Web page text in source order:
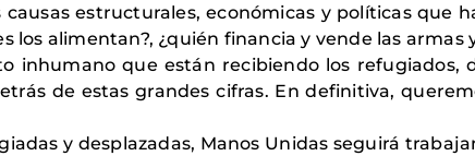
estructurales, económicas y políticas que
los alimentan?, ¿quién financia y vende las armas
inhumano que están recibiendo los refugiados,
de estas grandes cifras. En definitiva,
y desplazadas, Manos Unidas seguirá